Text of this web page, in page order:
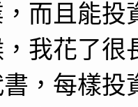
而且能投
我花了很
，每樣投